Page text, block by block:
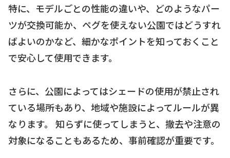
特に、モデルごとの性能の違いや、どのようなパー
ツが交換可能か、ペグを使えない公園ではどうすれ
ばよいのかなど、細かなポイントを知っておくこと
で安心して使用できます。
さらに、公園によってはシェードの使用が禁止され
ている場所もあり、地域や施設によってルールが異
なります。 知らずに使ってしまうと、撤去や注意の
対象になることもあるため、事前確認が重要です。